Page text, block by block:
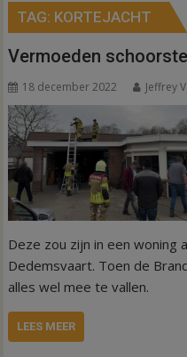
TAG: KORTEJACHT
Vermoeden
18 december 2022 Jeffrey
Deze zou zijn in een woning
Dedemsvaart. Toen de
alles wel mee te vallen.
LEES MEER